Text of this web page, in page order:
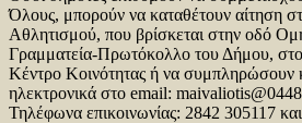
Όλους, μπορούν να καταθέτουν αίτηση
Αθλητισμού, που βρίσκεται στην οδό
Γραμματεία-Πρωτόκολλο του Δήμου,
Κέντρο Κοινότητας ή να συμπληρώσουν
ηλεκτρονικά στο email:
Τηλέφωνα επικοινωνίας: 2842 305117